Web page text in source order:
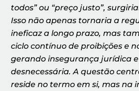
todos” ou “preço justo”,
Isso não apenas tornaria a
ineficaz a longo prazo, mas
ciclo contínuo de proibições e
gerando insegurança jurídica
desnecessária. A questão
reside no termo em si, mas na